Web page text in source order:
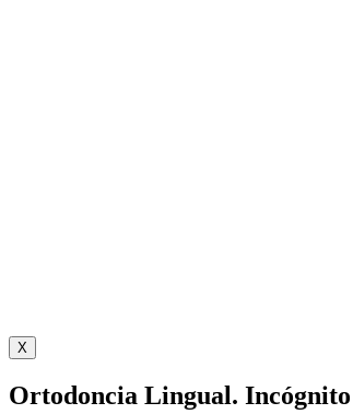
X
Ortodoncia Lingual. Incógnito